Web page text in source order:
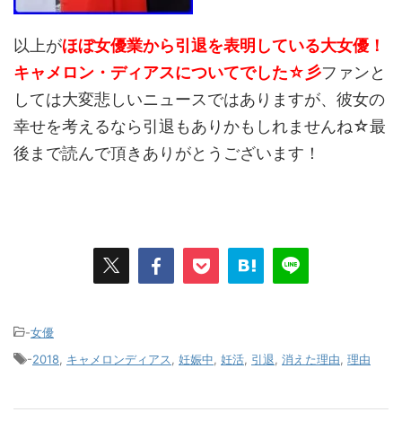
以上がほぼ女優業から引退を表明している大女優！
キャメロン・ディアスについてでした☆彡ファンと
しては大変悲しいニュースではありますが、彼女の
幸せを考えるなら引退もありかもしれませんね☆最
後まで読んで頂きありがとうございます！
-女優
-2018 キャメロンディアス 妊娠中 妊活 引退 消えた理由 理由